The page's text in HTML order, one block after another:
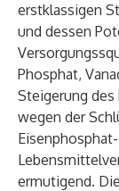
erstklassigen
und dessen
Phosphat,
Steigerung
wegen der
ermutigend.